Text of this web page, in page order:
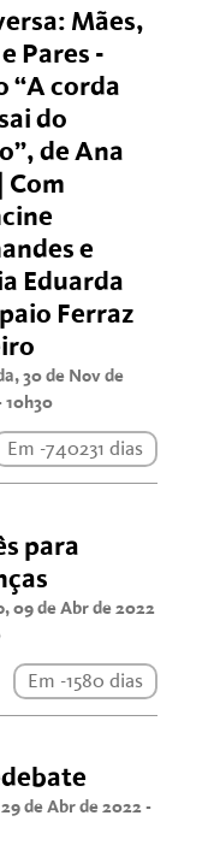
Mães,
e Pares -
“A corda
do
de Ana
Com
e
Eduarda
Ferraz
30 de Nov de
10h30
Em -740231 dias
para
09 de Abr de 2022
Em -1580 dias
de Abr de 2022 -